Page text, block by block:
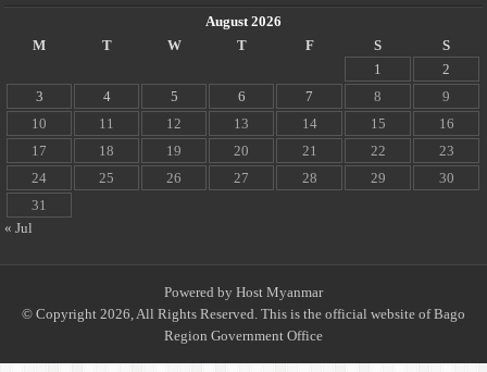
August 2026
M
T W T F S
S
1
2
3
4 5 6 7 8
9
10
11 12 13 14 15
16
17
18 19 20 21 22
23
24
25 26 27 28 29
30
31
« Jul
Powered by Host Myanmar
© Copyright 2026, All Rights Reserved. This is the official website of Bago
Region Government Office